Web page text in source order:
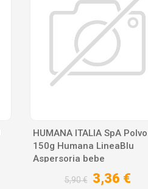
HUMANA ITALIA SpA Polvo
150g Humana LineaBlu
Aspersoria bebe
5,90 € 3,36 €